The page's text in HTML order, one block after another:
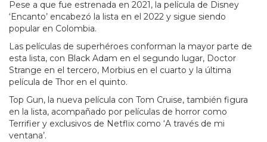
Pese a que fue estrenada en 2021, la película de Disney
‘Encanto’ encabezó la lista en el 2022 y sigue siendo
popular en Colombia.
Las películas de superhéroes conforman la mayor parte de
esta lista, con Black Adam en el segundo lugar, Doctor
Strange en el tercero, Morbius en el cuarto y la última
película de Thor en el quinto.
Top Gun, la nueva película con Tom Cruise, también figura
en la lista, acompañado por películas de horror como
Terrifier y exclusivos de Netflix como ‘A través de mi
ventana’.